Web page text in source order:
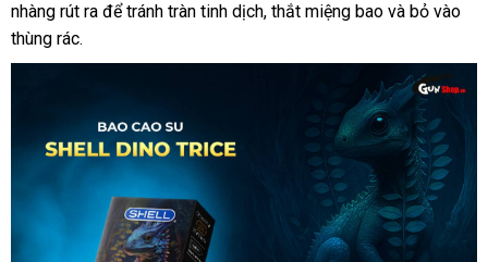
nhàng rút ra để tránh tràn tinh dịch, thắt miệng bao và bỏ vào
thùng rác.